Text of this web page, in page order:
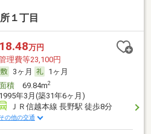
１丁目
18.48万円
理費等23,100円
3ヶ月
1ヶ月
積69.84m2
1995年3月(築31年6ヶ月)
ＪＲ信越本線 長野駅 徒歩8分
その他の交通